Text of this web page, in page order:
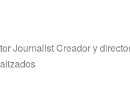
Journalist Creador y